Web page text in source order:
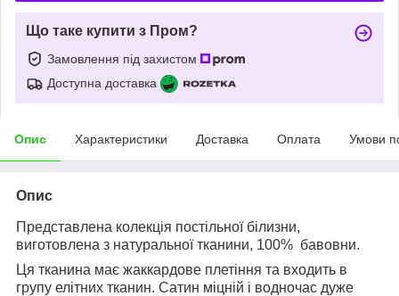
Що таке купити з Пром?
Замовлення під захистом
Доступна доставка
Опис Характеристики Доставка Оплата Умови
Опис
Представлена колекція постільної білизни,
виготовлена з натуральної тканини, 100% бавовни.
Ця тканина має жаккардове плетіння та входить в
групу елітних тканин. Сатин міцній і водночас дуже